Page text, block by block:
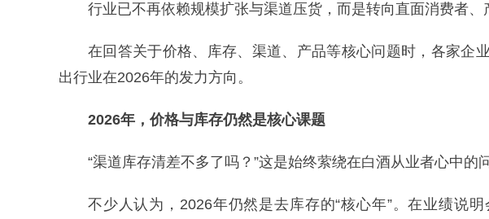
行业已不再依赖规模扩张与渠道压货，而是转向直面消费者、
在回答关于价格、库存、渠道、产品等核心问题时，各家企
出行业在2026年的发力方向。
2026年，价格与库存仍然是核心课题
“渠道库存清差不多了吗？”这是始终萦绕在白酒从业者心中的
不少人认为，2026年仍然是去库存的“核心年”。在业绩说